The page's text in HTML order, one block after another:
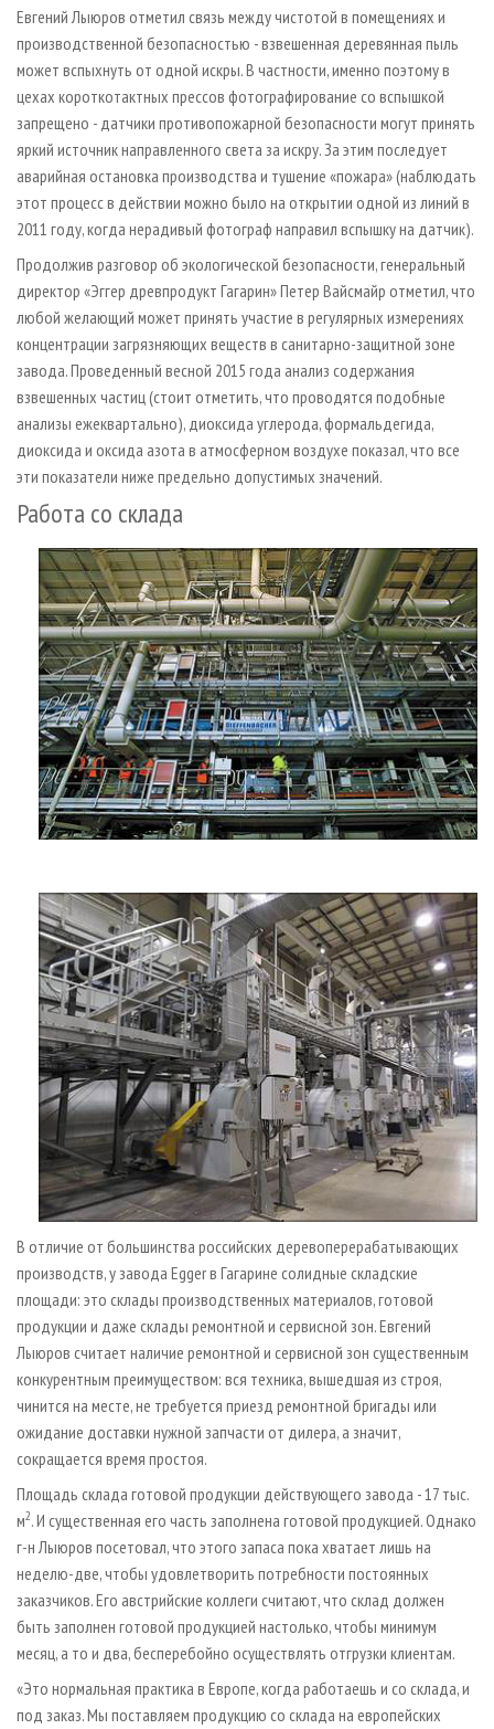
Евгений Лыюров отметил связь между чистотой в помещениях и
производственной безопасностью - взвешенная деревянная пыль
может вспыхнуть от одной искры. В частности, именно поэтому в
цехах короткотактных прессов фотографирование со вспышкой
запрещено - датчики противопожарной безопасности могут принять
яркий источник направленного света за искру. За этим последует
аварийная остановка производства и тушение «пожара» (наблюдать
этот процесс в действии можно было на открытии одной из линий в
2011 году, когда нерадивый фотограф направил вспышку на датчик).
Продолжив разговор об экологической безопасности, генеральный
директор «Эггер древпродукт Гагарин» Петер Вайсмайр отметил, что
любой желающий может принять участие в регулярных измерениях
концентрации загрязняющих веществ в санитарно-защитной зоне
завода. Проведенный весной 2015 года анализ содержания
взвешенных частиц (стоит отметить, что проводятся подобные
анализы ежеквартально), диоксида углерода, формальдегида,
диоксида и оксида азота в атмосферном воздухе показал, что все
эти показатели ниже предельно допустимых значений.
Работа со склада
В отличие от большинства российских деревоперерабатывающих
производств, у завода Egger в Гагарине солидные складские
площади: это склады производственных материалов, готовой
продукции и даже склады ремонтной и сервисной зон. Евгений
Лыюров считает наличие ремонтной и сервисной зон существенным
конкурентным преимуществом: вся техника, вышедшая из строя,
чинится на месте, не требуется приезд ремонтной бригады или
ожидание доставки нужной запчасти от дилера, а значит,
сокращается время простоя.
Площадь склада готовой продукции действующего завода - 17 тыс.
м2. И существенная его часть заполнена готовой продукцией. Однако
г-н Лыюров посетовал, что этого запаса пока хватает лишь на
неделю-две, чтобы удовлетворить потребности постоянных
заказчиков. Его австрийские коллеги считают, что склад должен
быть заполнен готовой продукцией настолько, чтобы минимум
месяц, а то и два, бесперебойно осуществлять отгрузки клиентам.
«Это нормальная практика в Европе, когда работаешь и со склада, и
под заказ. Мы поставляем продукцию со склада на европейских